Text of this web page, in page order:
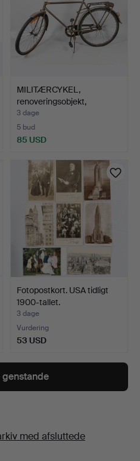
MILITÆRCYKEL,
renoveringsobjekt,
Husqvarna…
3 dage
5 bud
85 USD
Fotopostkort. USA tidligt
1900-tallet.
3 dage
Vurdering
53 USD
genstande
med afsluttede